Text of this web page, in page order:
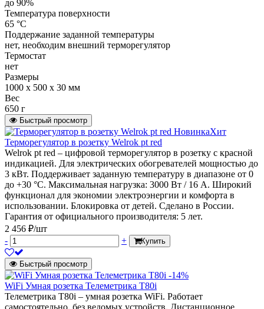
до 90%
Температура поверхности
65 °С
Поддержание заданной температуры
нет, необходим внешний терморегулятор
Термостат
нет
Размеры
1000 х 500 х 30 мм
Вес
650 г
Быстрый просмотр
НовинкаХит
Терморегулятор в розетку Welrok pt red
Welrok pt red – цифровой терморегулятор в розетку с красной
индикацией. Для электрических обогревателей мощностью до
3 кВт. Поддерживает заданную температуру в диапазоне от 0
до +30 °С. Максимальная нагрузка: 3000 Вт / 16 А. Широкий
функционал для экономии электроэнергии и комфорта в
использовании. Блокировка от детей. Сделано в России.
Гарантия от официального производителя: 5 лет.
2 456 ₽/шт
-
+ Купить
Быстрый просмотр
-14%
WiFi Умная розетка Телеметрика T80i
Телеметрика T80i – умная розетка WiFi. Работает